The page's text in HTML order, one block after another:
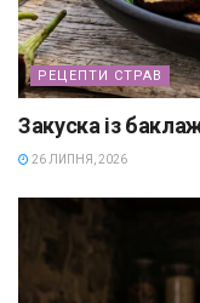
РЕЦЕПТИ СТРАВ
Закуска із
26 ЛИПНЯ, 2026